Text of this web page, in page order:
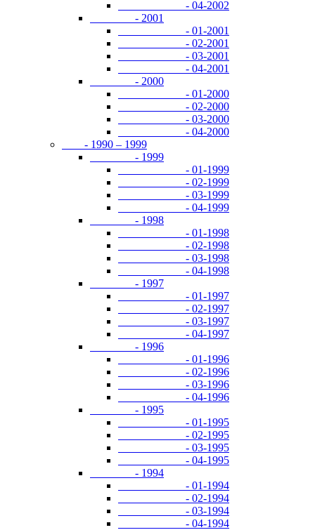
- 04-2002
- 2001
- 01-2001
- 02-2001
- 03-2001
- 04-2001
- 2000
- 01-2000
- 02-2000
- 03-2000
- 04-2000
- 1990 – 1999
- 1999
- 01-1999
- 02-1999
- 03-1999
- 04-1999
- 1998
- 01-1998
- 02-1998
- 03-1998
- 04-1998
- 1997
- 01-1997
- 02-1997
- 03-1997
- 04-1997
- 1996
- 01-1996
- 02-1996
- 03-1996
- 04-1996
- 1995
- 01-1995
- 02-1995
- 03-1995
- 04-1995
- 1994
- 01-1994
- 02-1994
- 03-1994
- 04-1994